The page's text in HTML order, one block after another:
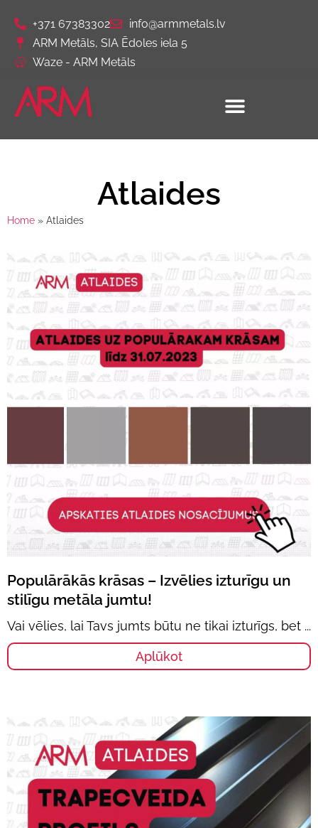
+371 67383302
info@armmetals.lv
ARM Metāls, SIA Ēdoles iela 5
Waze - ARM Metāls
Atlaides
Home » Atlaides
Populārākās krāsas – Izvēlies izturīgu un
stilīgu metāla jumtu!
Vai vēlies, lai Tavs jumts būtu ne tikai izturīgs, bet
Aplūkot